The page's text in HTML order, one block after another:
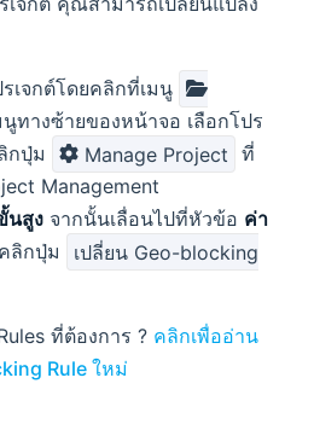
เจกต์โดยคลิกที่เมนู
ทางซ้ายของหน้าจอ เลือกโปร
กปุ่ม
Manage Project ที่
Management
นสูง จากนั้นเลื่อนไปที่หัวข้อ ค่า
คลิกปุ่ม
เปลี่ยน Geo-blocking
ที่ต้องการ ? คลิกเพื่ออ่าน
Rule ใหม่